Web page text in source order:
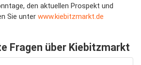
den aktuellen Prospekt und
Sie unter www.kiebitzmarkt.de
Fragen über Kiebitzmarkt